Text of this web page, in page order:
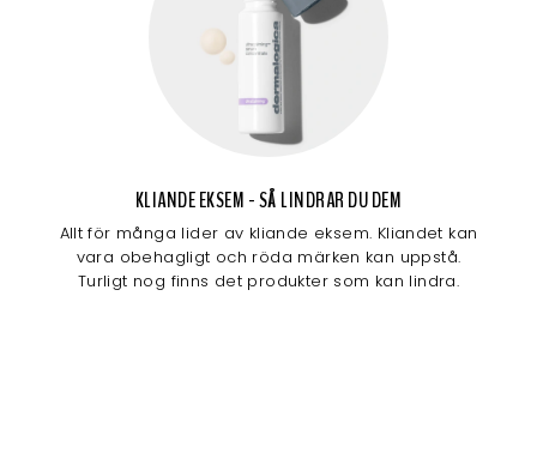
KLIANDE EKSEM - SÅ LINDRAR DU DEM
Allt för många lider av kliande eksem. Kliandet kan
vara obehagligt och röda märken kan uppstå.
Turligt nog finns det produkter som kan lindra.